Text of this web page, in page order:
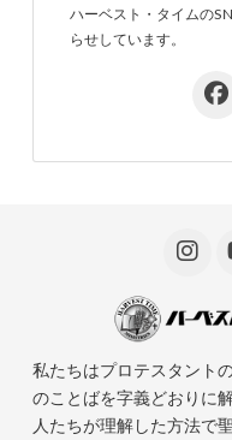
ハーベスト・タイムの
らせしています。
私たちはプロテスタント
のことばを字義どおりに
人たちが理解した方法で